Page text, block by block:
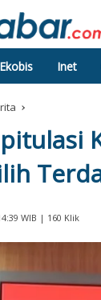
Ekobis Inet
WIB | 160 Klik